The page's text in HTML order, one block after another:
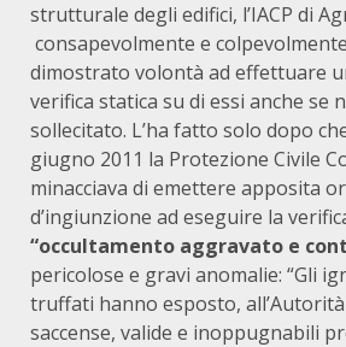
strutturale degli edifici, l’IACP di
consapevolmente e
dimostrato volontà ad effettuare
verifica statica su di essi anche se
sollecitato. L’ha fatto solo dopo
giugno 2011 la Protezione Civile
minacciava di emettere apposita
d’ingiunzione ad eseguire la
“occultamento aggravato e
pericolose e gravi anomalie: “Gli
truffati hanno esposto,
saccense, valide e inoppugnabili